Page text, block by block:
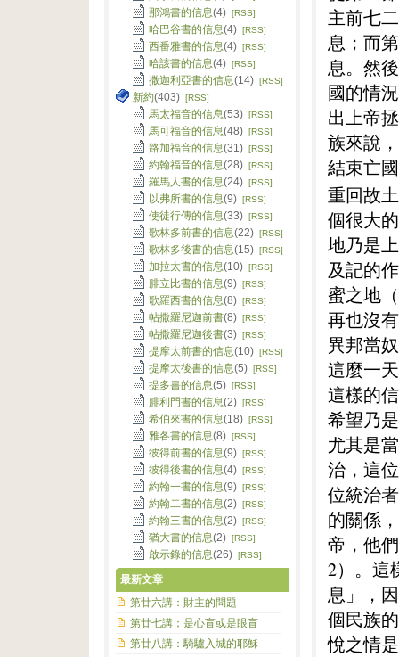
主前七
息；而
息。然
國的情
出上帝
族來說
結束亡
重回故
個很大
地乃是
及記的
蜜之地
再也沒
異邦當
這麼一
這樣的
希望乃
尤其是
治，這
位統治
的關係
帝，他
2）。這
息」，
個民族
悅之情
那鴻書的信息(4) [RSS]
哈巴谷書的信息(4) [RSS]
西番雅書的信息(4) [RSS]
哈該書的信息(4) [RSS]
撒迦利亞書的信息(14) [RSS]
新約(403) [RSS]
馬太福音的信息(53) [RSS]
馬可福音的信息(48) [RSS]
路加福音的信息(31) [RSS]
約翰福音的信息(28) [RSS]
羅馬人書的信息(24) [RSS]
以弗所書的信息(9) [RSS]
使徒行傳的信息(33) [RSS]
歌林多前書的信息(22) [RSS]
歌林多後書的信息(15) [RSS]
加拉太書的信息(10) [RSS]
腓立比書的信息(9) [RSS]
歌羅西書的信息(8) [RSS]
帖撒羅尼迦前書(8) [RSS]
帖撒羅尼迦後書(3) [RSS]
提摩太前書的信息(10) [RSS]
提摩太後書的信息(5) [RSS]
提多書的信息(5) [RSS]
腓利門書的信息(2) [RSS]
希伯來書的信息(18) [RSS]
雅各書的信息(8) [RSS]
彼得前書的信息(9) [RSS]
彼得後書的信息(4) [RSS]
約翰一書的信息(9) [RSS]
約翰二書的信息(2) [RSS]
約翰三書的信息(2) [RSS]
猶大書的信息(2) [RSS]
啟示錄的信息(26) [RSS]
最新文章
第廿六講：財主的問題
第廿七講；是心盲或是眼盲
第廿八講：騎驢入城的耶穌